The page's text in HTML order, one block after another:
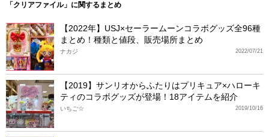
「クリアファイル」に関するまとめ
【2022年】USJ×セーラームーンコラボグッズ全96種
まとめ！種類と値段、販売場所まとめ
2022/07/21
ナカジ
【2019】サンリオからふたりはプリキュア×ハローキ
ティのコラボグッズが登場！18アイテムを紹介
2019/10/16
いちご☆